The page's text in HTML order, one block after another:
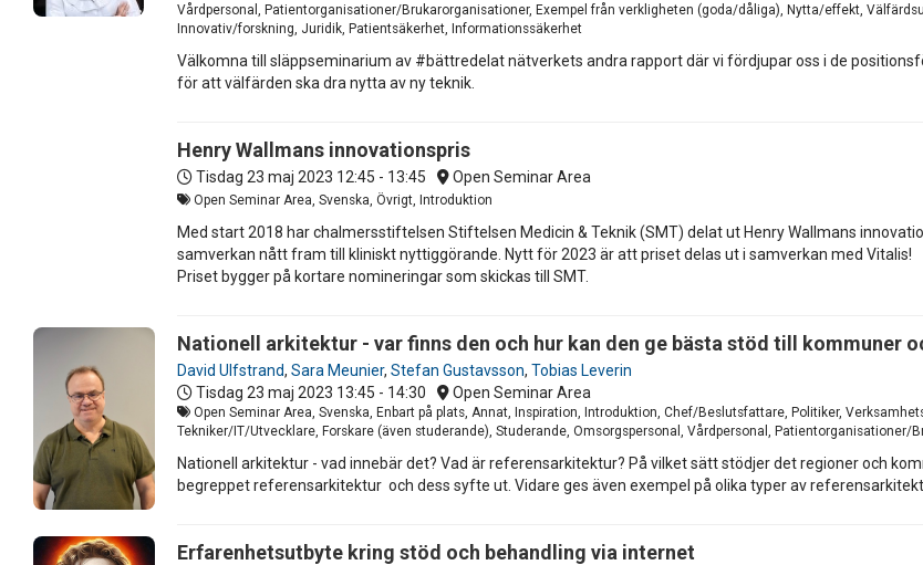
Vårdpersonal, Patientorganisationer/Brukarorganisationer, Exempel från verkligheten (goda/dåliga), Nytta/effekt,
Innovativ/forskning, Juridik, Patientsäkerhet, Informationssäkerhet
Välkomna till släppseminarium av #bättredelat nätverkets andra rapport där vi fördjupar oss i de
för att välfärden ska dra nytta av ny teknik.
Henry Wallmans innovationspris
Tisdag 23 maj 2023 12:45 - 13:45 Open Seminar Area
Open Seminar Area, Svenska, Övrigt, Introduktion
Med start 2018 har chalmersstiftelsen Stiftelsen Medicin & Teknik (SMT) delat ut Henry Wallmans
samverkan nått fram till kliniskt nyttiggörande. Nytt för 2023 är att priset delas ut i samverkan med Vitalis!
Priset bygger på kortare nomineringar som skickas till SMT.
Nationell arkitektur - var finns den och hur kan den ge bästa stöd till kommuner
David Ulfstrand, Sara Meunier, Stefan Gustavsson, Tobias Leverin
Tisdag 23 maj 2023 13:45 - 14:30 Open Seminar Area
Open Seminar Area, Svenska, Enbart på plats, Annat, Inspiration, Introduktion, Chef/Beslutsfattare, Politiker,
Tekniker/IT/Utvecklare, Forskare (även studerande), Studerande, Omsorgspersonal, Vårdpersonal, Patientorganisationer/
Nationell arkitektur - vad innebär det? Vad är referensarkitektur? På vilket sätt stödjer det regioner och
begreppet referensarkitektur och dess syfte ut. Vidare ges även exempel på olika typer av
Erfarenhetsutbyte kring stöd och behandling via internet